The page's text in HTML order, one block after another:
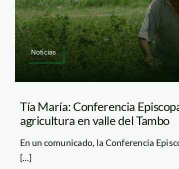
Noticias
Tía María: Conferencia
agricultura en valle del Tambo
En un comunicado, la Conferencia
[...]